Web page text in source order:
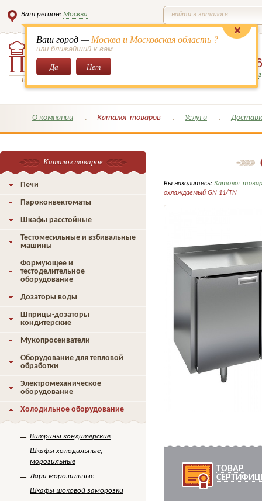
Ваш регион: Москва
Ваш город —Москва и Московская область ?
или ближайший к вам
Да Нет
найти в каталоге
Всё для кондитеров и поваров!
649-
Заказать обратный
О компании Каталог товаров Услуги
Вы находитесь: Католог
охлаждаемый GN 11/TN
ТОВАР
Каталог товаров
Печи
Пароконвектоматы
Шкафы расстойные
Тестомесильные и взбивальные
машины
Формующее и
тестоделительное
оборудование
Дозаторы воды
Шприцы-дозаторы
кондитерские
Мукопросеиватели
Оборудование для тепловой
обработки
Электромеханическое
оборудование
Холодильное оборудование
Витрины кондитерские
Шкафы холодильные,
морозильные
Лари морозильные
Шкафы шоковой заморозки